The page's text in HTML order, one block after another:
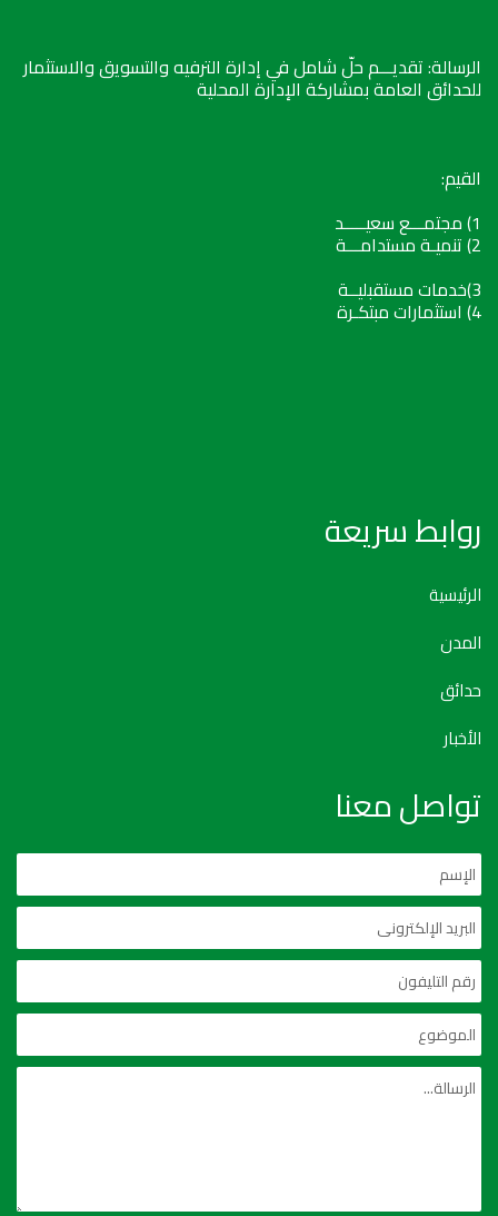
الرسالة: تقديـــم حلّ شامل في إدارة الترفيه والتسويق والاستثمار
للحدائق العامة بمشاركة الإدارة المحلية
القيم:
1) مجتمـــع سعيـــــد
2) تنميـة مستدامـــة
3)خدمات مستقبليــة
4) استثمارات مبتكـرة
روابط سريعة
الرئيسية
المدن
حدائق
الأخبار
تواصل معنا